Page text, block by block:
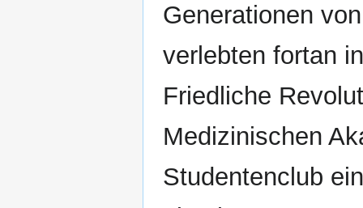
Generationen
verlebten fortan
Friedliche
Medizinischen
Studentenclub